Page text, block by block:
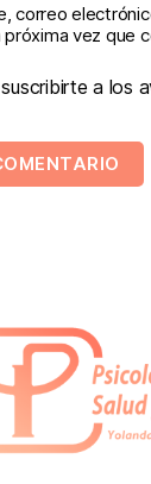
correo
próxima vez que
a los